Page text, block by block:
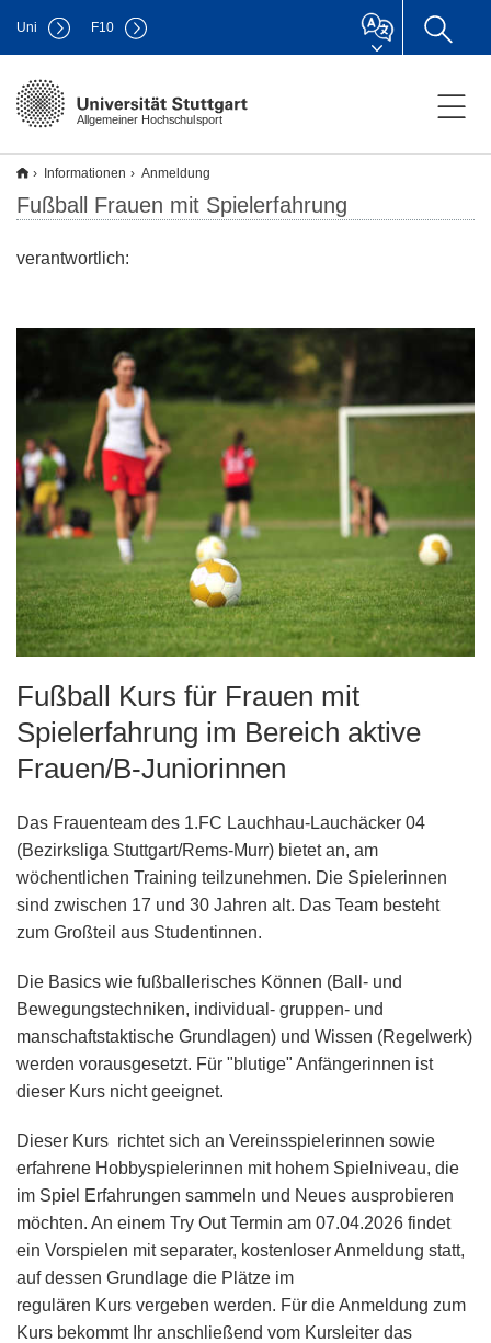
Allgemeiner Hochschulsport
Uni F10
Informationen Anmeldung
Fußball Frauen mit Spielerfahrung
verantwortlich:
Fußball Kurs für Frauen mit
Spielerfahrung im Bereich aktive
Frauen/B-Juniorinnen
Das Frauenteam des 1.FC Lauchhau-Lauchäcker 04
(Bezirksliga Stuttgart/Rems-Murr) bietet an, am
wöchentlichen Training teilzunehmen. Die Spielerinnen
sind zwischen 17 und 30 Jahren alt. Das Team besteht
zum Großteil aus Studentinnen.
Die Basics wie fußballerisches Können (Ball- und
Bewegungstechniken, individual- gruppen- und
manschaftstaktische Grundlagen) und Wissen (Regelwerk)
werden vorausgesetzt. Für "blutige" Anfängerinnen ist
dieser Kurs nichtgeeignet.
Dieser Kurs richtet sich an Vereinsspielerinnen sowie
erfahrene Hobbyspielerinnen mit hohem Spielniveau, die
im Spiel Erfahrungen sammeln und Neues ausprobieren
möchten. An einem Try OutTermin am 07.04.2026 findet
ein Vorspielen mit separater, kostenloser Anmeldung statt,
auf dessen Grundlage die Plätze im
regulären Kurs vergeben werden. Für die Anmeldung zum
Kurs bekommt Ihr anschließend vom Kursleiter das